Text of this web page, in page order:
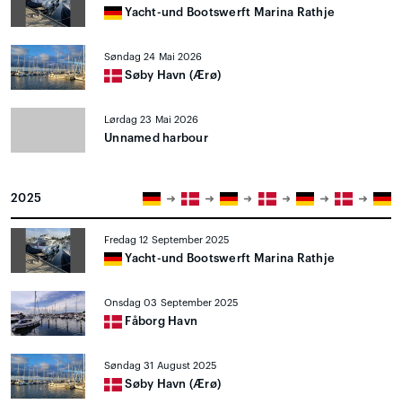
Yacht-und Bootswerft Marina Rathje
Søndag 24 Mai 2026
Søby Havn (Ærø)
Lørdag 23 Mai 2026
Unnamed harbour
2025
Fredag 12 September 2025
Yacht-und Bootswerft Marina Rathje
Onsdag 03 September 2025
Fåborg Havn
Søndag 31 August 2025
Søby Havn (Ærø)